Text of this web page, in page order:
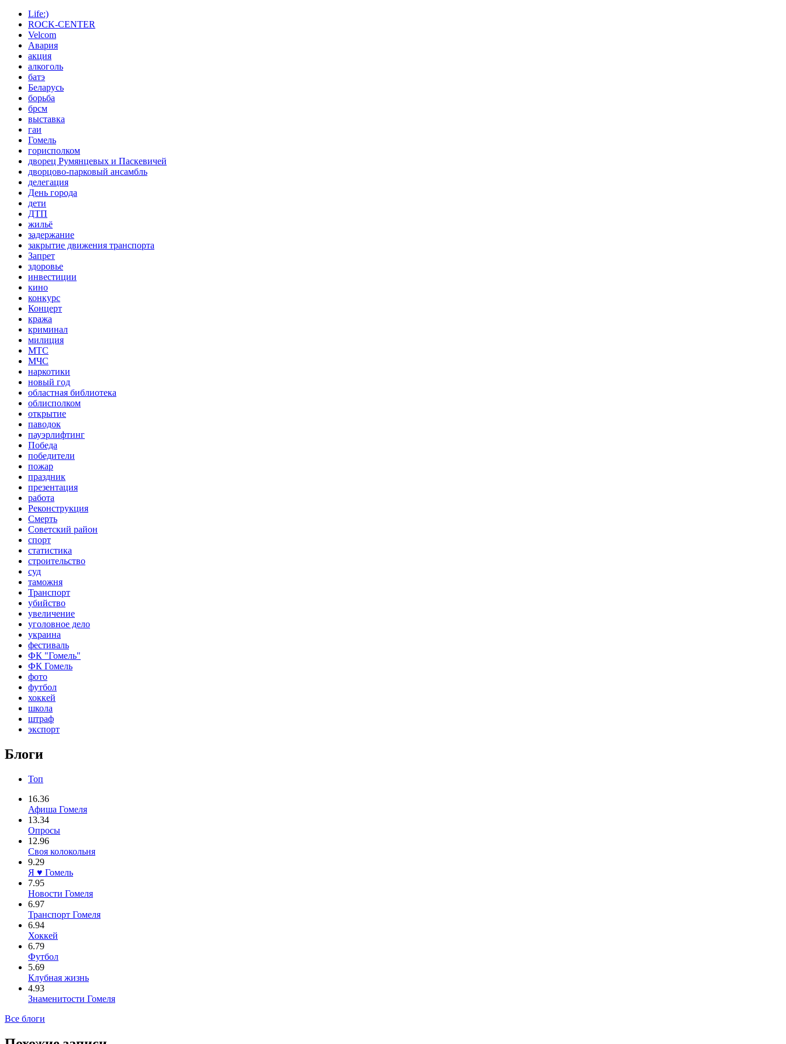
Life:)
ROCK-CENTER
Velcom
Авария
акция
алкоголь
батэ
Беларусь
борьба
брсм
выставка
гаи
Гомель
горисполком
дворец Румянцевых и Паскевичей
дворцово-парковый ансамбль
делегация
День города
дети
ДТП
жильё
задержание
закрытие движения транспорта
Запрет
здоровье
инвестиции
кино
конкурс
Концерт
кража
криминал
милиция
МТС
МЧС
наркотики
новый год
областная библиотека
облисполком
открытие
паводок
пауэрлифтинг
Победа
победители
пожар
праздник
презентация
работа
Реконструкция
Смерть
Советский район
спорт
статистика
строительство
суд
таможня
Транспорт
убийство
увеличение
уголовное дело
украина
фестиваль
ФК "Гомель"
ФК Гомель
фото
футбол
хоккей
школа
штраф
экспорт
Блоги
Топ
16.36
Афиша Гомеля
13.34
Опросы
12.96
Своя колокольня
9.29
Я ♥ Гомель
7.95
Новости Гомеля
6.97
Транспорт Гомеля
6.94
Хоккей
6.79
Футбол
5.69
Клубная жизнь
4.93
Знаменитости Гомеля
Все блоги